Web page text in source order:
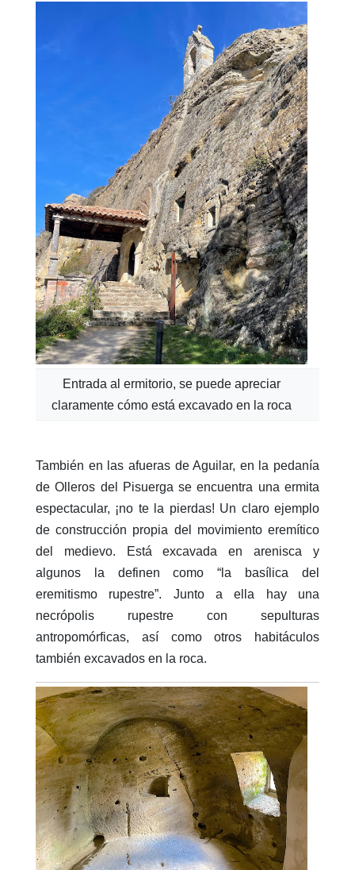
Entrada al ermitorio, se puede apreciar
claramente cómo está excavado en la roca
También en las afueras de Aguilar, en la pedanía
de Olleros del Pisuerga se encuentra una ermita
espectacular, ¡no te la pierdas! Un claro ejemplo
de construcción propia del movimiento eremítico
del medievo. Está excavada en arenisca y
algunos la definen como “la basílica del
eremitismo rupestre”. Junto a ella hay una
necrópolis rupestre con sepulturas
antropomórficas, así como otros habitáculos
también excavados en la roca.